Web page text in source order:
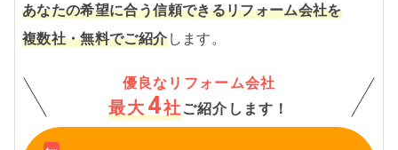
あなたの希望に合う信頼できるリフォーム会社を
複数社・無料でご紹介します。
優良なリフォーム会社
最大 4社 ご紹介します！